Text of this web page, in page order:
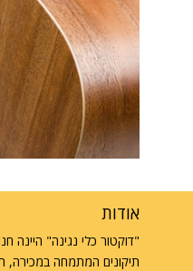
אודות
"דוקטור כלי נגינה" היינה
תיקונים המתמחה במכירה,